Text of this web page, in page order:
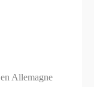
Allemagne